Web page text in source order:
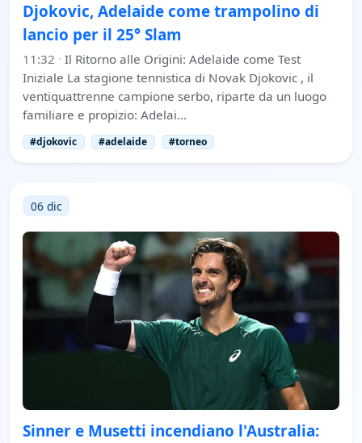
Djokovic, Adelaide come trampolino di
lancio per il 25° Slam
11:32 · Il Ritorno alle Origini: Adelaide come Test
Iniziale La stagione tennistica di Novak Djokovic , il
ventiquattrenne campione serbo, riparte da un luogo
familiare e propizio: Adelai…
#djokovic #adelaide #torneo
06 dic
Sinner e Musetti incendiano l'Australia: